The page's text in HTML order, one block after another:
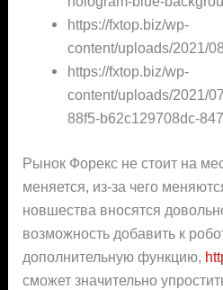
https://fxtop.biz/wp-
content/uploads/2021/
https://fxtop.biz/wp-
content/uploads/2021/
88f5-b62c129708dc-
Рынок Форекс не стоит на
меняется, из-за чего
новшества вносятся
возможность добавить к
дополнительную функцию,
сможет значительно